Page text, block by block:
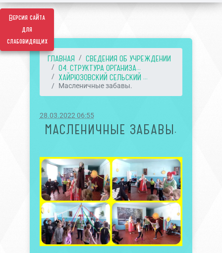
Версия сайта
для
слабовидящих
ГЛАВНАЯ
СВЕДЕНИЯ ОБ УЧРЕЖДЕНИИ
04. СТРУКТУРА ОРГАНИЗА...
ХАЙРЮЗОВСКИЙ СЕЛЬСКИЙ ...
Масленичные забавы.
28.03.2022 06:55
МАСЛЕНИЧНЫЕ ЗАБАВЫ.